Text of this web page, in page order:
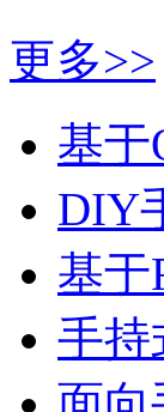
更多>>
基于
DIY
基于
手持